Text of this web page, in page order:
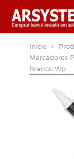
Início >
Marcadores
Branco Wp